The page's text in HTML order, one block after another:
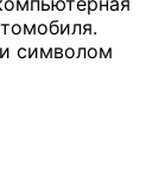
символом